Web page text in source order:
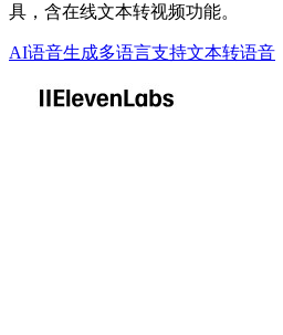
具，含在线文本转视频功能。
AI语音生成多语言支持文本转语音